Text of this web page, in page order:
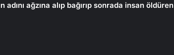
adını ağzına alıp bağırıp sonrada insan öldüren